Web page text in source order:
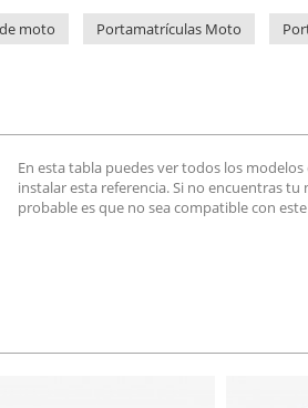
moto Portamatrículas Moto
En esta tabla puedes ver todos los
instalar esta referencia. Si no encuentras
probable es que no sea compatible con